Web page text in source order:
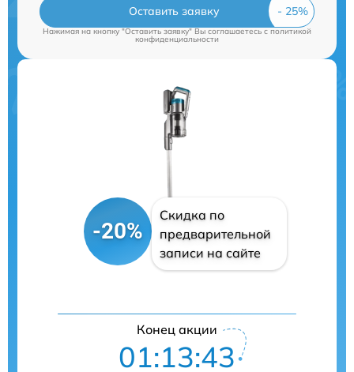
Оставить заявку
Нажимая на кнопку "Оставить заявку" Вы соглашаетесь cполитикой
конфиденциальности
-20%
Скидка по
предварительной
записи на сайте
Конец акции
01:13:42